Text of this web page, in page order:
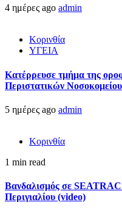
4 ημέρες ago admin
Κορινθία
ΥΓΕΙΑ
Kατέρρευσε τμήμα της
Περιστατικών
5 ημέρες ago admin
Κορινθία
1 min read
Βανδαλισμός σε
Περιγιαλίου (video)